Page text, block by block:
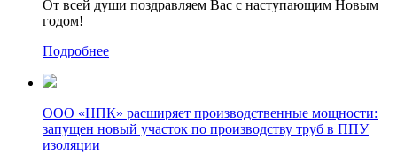
От всей души поздравляем Вас с наступающим Новым
годом!
Подробнее
ООО «НПК» расширяет производственные мощности:
запущен новый участок по производству труб в ППУ
изоляции